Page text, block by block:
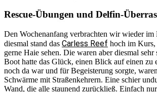
Rescue-Übungen und Delfin-
Den Wochenanfang verbrachten wir wieder im
diesmal stand das Carless Reef hoch im
gerne Haie sehen. Die waren aber diesmal sehr
Boot hatte das Glück, einen Blick auf einen zu
noch da war und für Begeisterung sorgte,
Schwärme mit Straßenkehrern. Eine schier
Wand, die alle staunend zurückließ. Einfach